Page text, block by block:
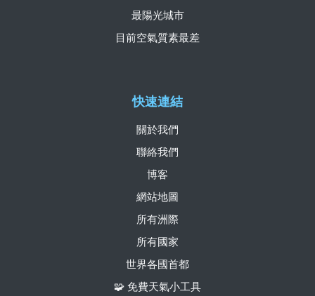
快速連結
關於我們
聯絡我們
博客
網站地圖
所有洲際
所有國家
世界各國首都
🧩 免費天氣小工具
最陽光城市
目前空氣質素最差